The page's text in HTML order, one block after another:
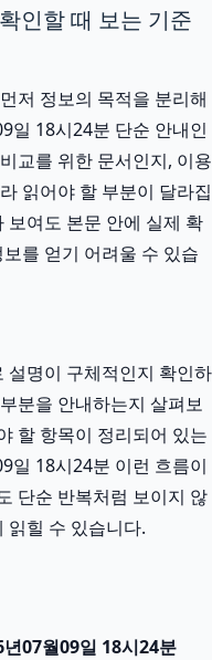
인할 때 보는 기준
저 정보의 목적을 분리해
일 18시24분 단순 안내인
교를 위한 문서인지, 이용
읽어야 할 부분이 달라집
보여도 본문 안에 실제 확
를 얻기 어려울 수 있습
설명이 구체적인지 확인하
분을 안내하는지 살펴보
할 항목이 정리되어 있는
일 18시24분 이런 흐름이
단순 반복처럼 보이지 않
읽힐 수 있습니다.
07월09일 18시24분